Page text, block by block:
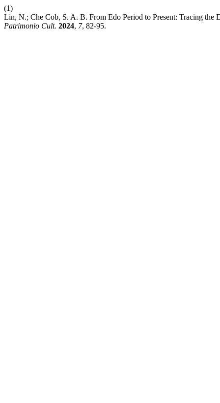
(1)
Lin, N.; Che Cob, S. A. B. From Edo Period to Present: Tracing the
Patrimonio Cult. 2024, 7, 82-95.